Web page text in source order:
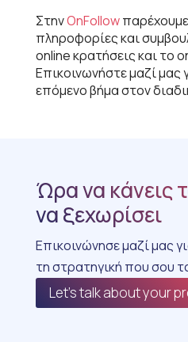
ΣτηνOnFollowπαρέχουμε
πληροφορίες και
online κρατήσεις και το
Επικοινωνήστε μαζί μας
επόμενο βήμα στον
Ώρα να κάνεις
να ξεχωρίσει
Επικοινώνησε μαζί μας
τη στρατηγική που σου
Let's talk about your